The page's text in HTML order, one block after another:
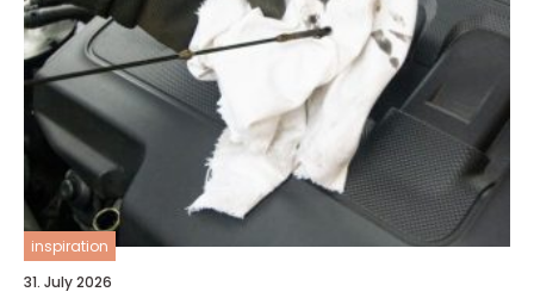
inspiration
31. July 2026